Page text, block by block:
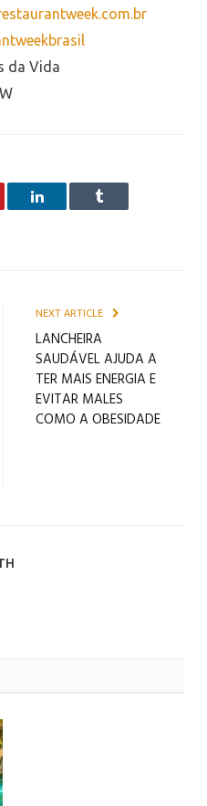
da Vida
LinkedIn Tumblr
NEXT ARTICLE
LANCHEIRA
SAUDÁVEL AJUDA A
TER MAIS ENERGIA E
EVITAR MALES
COMO A OBESIDADE